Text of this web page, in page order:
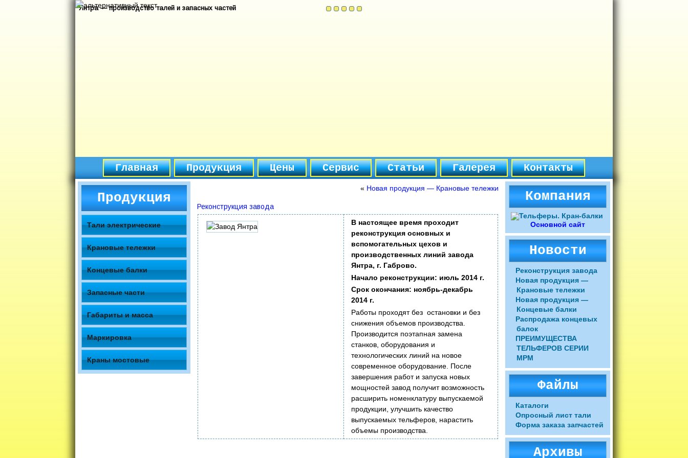
Янтра — производство талей и запасных частей
Главная Продукция Цены Сервис Статьи Галерея Контакты
Продукция
Тали электрические
Крановые тележки
Концевые балки
Запасные части
Габариты и масса
Маркировка
Краны мостовые
« Новая продукция — Крановые тележки
Реконструкция завода
В настоящее время проходит
реконструкция основных и
вспомогательных цехов и
производственных линий завода
Янтра, г. Габрово.
Начало реконструкции: июль 2014 г.
Срок окончания: ноябрь-декабрь
2014 г.
Работы проходят без остановки и без
снижения объемов производства.
Производится поэтапная замена
станков, оборудования и
технологических линий на новое
современное оборудование. После
завершения работ и запуска новых
мощностей завод получит возможность
расширить номенклатуру выпускаемой
продукции, улучшить качество
выпускаемых тельферов, нарастить
объемы производства.
Компания
Основной сайт
Новости
Реконструкция завода
Новая продукция —
Крановые тележки
Новая продукция —
Концевые балки
Распродажа концевых
балок
ПРЕИМУЩЕСТВА
ТЕЛЬФЕРОВ СЕРИИ
МРМ
Файлы
Каталоги
Опросный лист тали
Форма заказа запчастей
Архивы